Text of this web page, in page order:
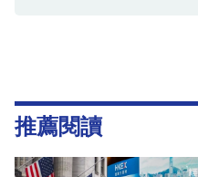
推薦閱讀